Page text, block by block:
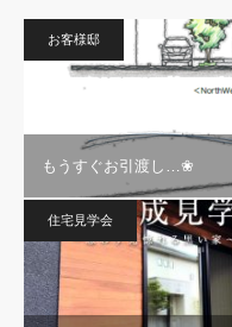
お客様邸
もうすぐお引渡し…❀
住宅見学会